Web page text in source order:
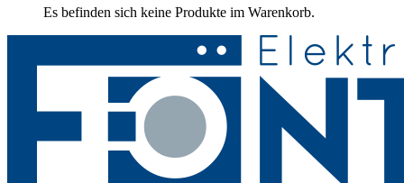
Es befinden sich keine Produkte im Warenkorb.